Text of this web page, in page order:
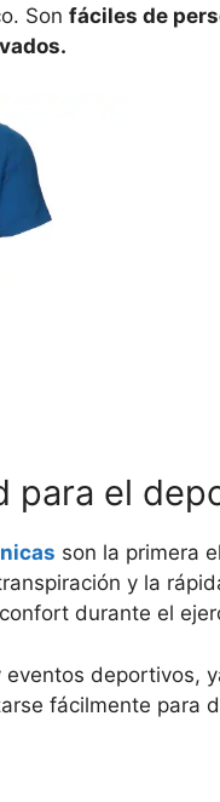
Son fáciles de
para el
son la primera
y la
durante el
deportivos,
fácilmente para